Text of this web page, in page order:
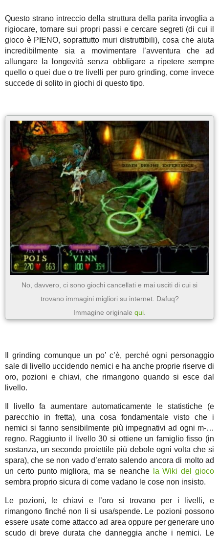
Questo strano intreccio della struttura della parita invoglia a
rigiocare, tornare sui propri passi e cercare segreti (di cui il
gioco è PIENO, soprattutto muri distruttibili), cosa che aiuta
incredibilmente sia a movimentare l’avventura che ad
allungare la longevità senza obbligare a ripetere sempre
quello o quei due o tre livelli per puro grinding, come invece
succede di solito in giochi di questo tipo.
No, davvero, ci sono giochi cancellati e mai usciti di cui si
trovano immagini migliori su internet. Dafuq?
Immagine originale qui.
Il grinding comunque un po’ c’è, perché ogni personaggio
sale di livello uccidendo nemici e ha anche proprie riserve di
oro, pozioni e chiavi, che rimangono quando si esce dal
livello.
Il livello fa aumentare automaticamente le statistiche (e
parecchio in fretta), una cosa fondamentale visto che i
nemici si fanno sensibilmente più impegnativi ad ogni m-…
regno. Raggiunto il livello 30 si ottiene un famiglio fisso (in
sostanza, un secondo proiettile più debole ogni volta che si
spara), che se non vado d’errato salendo ancora di molto ad
un certo punto migliora, ma se neanche
la Wiki del gioco
sembra proprio sicura di come vadano le cose non insisto.
Le pozioni, le chiavi e l’oro si trovano per i livelli, e
rimangono finché non li si usa/spende. Le pozioni possono
essere usate come attacco ad area oppure per generare uno
scudo di breve durata che danneggia anche i nemici. Le